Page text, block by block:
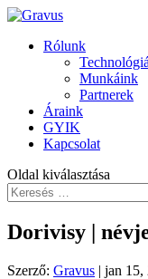
Rólunk
Munkáink
Partnerek
Áraink
GYIK
Kapcsolat
Oldal kiválasztása
Dorivisy |
Szerző: Gravus | jan 15,